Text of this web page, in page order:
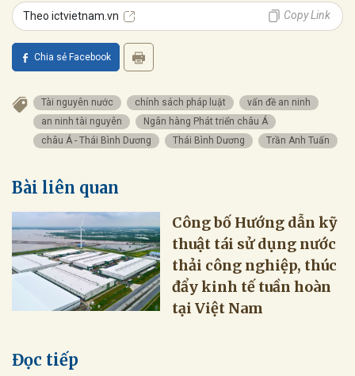
Theo ictvietnam.vn Copy Link
Chia sẻ Facebook
Tài nguyên nước chính sách pháp luật
vấn đề an ninh
an ninh tài nguyên
Ngân hàng Phát triển châu Á
châu Á - Thái Bình Dương
Thái Bình Dương Trần Anh Tuấn
Bài liên quan
Công bố Hướng dẫn kỹ
thuật tái sử dụng nước
thải công nghiệp, thúc
đẩy kinh tế tuần hoàn
tại Việt Nam
Đọc tiếp